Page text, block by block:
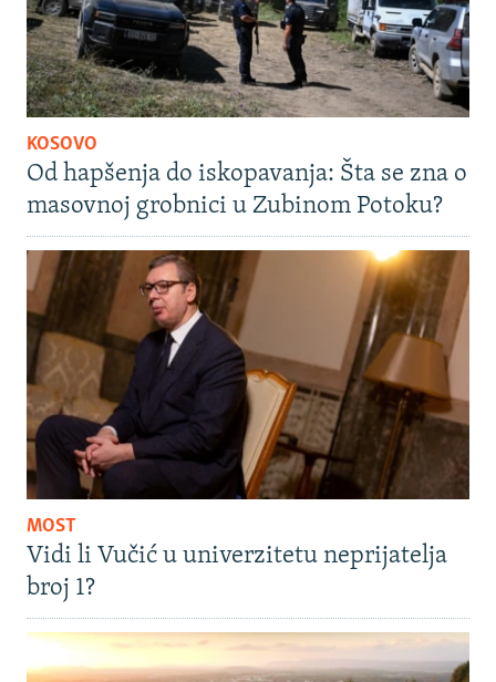
KOSOVO
Od hapšenja do iskopavanja: Šta se zna o
masovnoj grobnici u Zubinom Potoku?
MOST
Vidi li Vučić u univerzitetu neprijatelja
broj 1?